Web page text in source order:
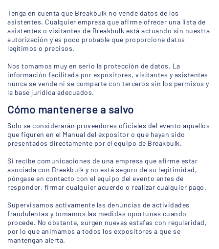
Tenga en cuenta que Breakbulk no vende datos de los
asistentes. Cualquier empresa que afirme ofrecer una lista de
asistentes o visitantes de Breakbulk está actuando sin nuestra
autorización y es poco probable que proporcione datos
legítimos o precisos.
Nos tomamos muy en serio la protección de datos. La
información facilitada por expositores, visitantes y asistentes
nunca se vende ni se comparte con terceros sin los permisos y
la base jurídica adecuados.
Cómo mantenerse a salvo
Solo se considerarán proveedores oficiales del evento aquellos
que figuren en el Manual del expositor o que hayan sido
presentados directamente por el equipo de Breakbulk.
Si recibe comunicaciones de una empresa que afirme estar
asociada con Breakbulk y no está seguro de su legitimidad,
póngase en contacto con el equipo del evento antes de
responder, firmar cualquier acuerdo o realizar cualquier pago.
Supervisamos activamente las denuncias de actividades
fraudulentas y tomamos las medidas oportunas cuando
procede. No obstante, surgen nuevas estafas con regularidad,
por lo que animamos a todos los expositores a que se
mantengan alerta.